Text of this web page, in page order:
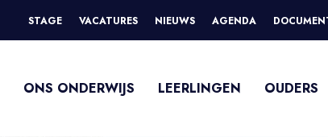
STAGE VACATURES NIEUWS AGENDA
ONS ONDERWIJS LEERLINGEN OUDERS